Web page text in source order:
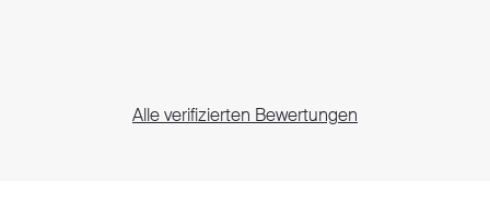
Alle verifizierten Bewertungen